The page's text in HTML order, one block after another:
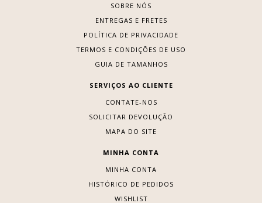
SOBRE NÓS
ENTREGAS E FRETES
POLÍTICA DE PRIVACIDADE
TERMOS E CONDIÇÕES DE USO
GUIA DE TAMANHOS
SERVIÇOS AO CLIENTE
CONTATE-NOS
SOLICITAR DEVOLUÇÃO
MAPA DO SITE
MINHA CONTA
MINHA CONTA
HISTÓRICO DE PEDIDOS
WISHLIST